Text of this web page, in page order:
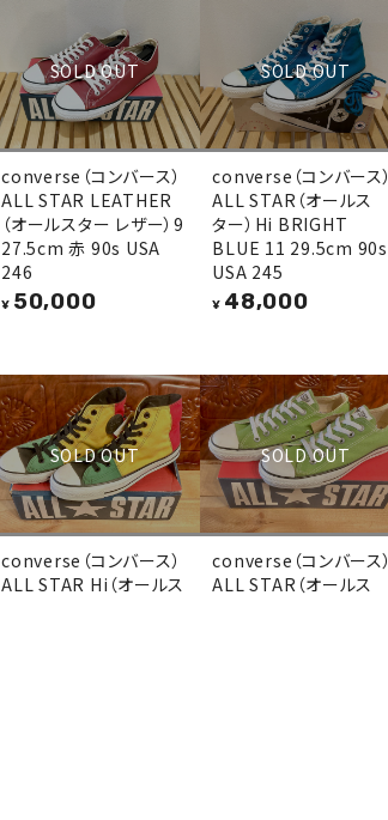
SOLD OUT
converse（コンバース）
ALL STAR LEATHER
（オールスター レザー）9
27.5cm 赤 90s USA
246
¥ 50,000
SOLD OUT
converse（コンバース）
ALL STAR（オールス
ター）Hi BRIGHT
BLUE 11 29.5cm 90s
USA 245
¥ 48,000
SOLD OUT
converse（コンバース）
ALL STAR Hi（オールス
SOLD OUT
converse（コンバース）
ALL STAR（オールス